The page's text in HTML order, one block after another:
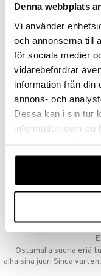
Denna webbplats
Vi använder
och annonserna till
för sociala medier
vidarebefordrar
information från din
annons- och
Dessa kan i sin tur
information som du
våra cookies vid
Kestotilaus
Arvostele
Toivelistat
LUO ASIAKAS
Aina maksuton
tuotteen tai
Ennen kello 13.00
Ostamalla suuria eriä
alhaisina juuri Sinua